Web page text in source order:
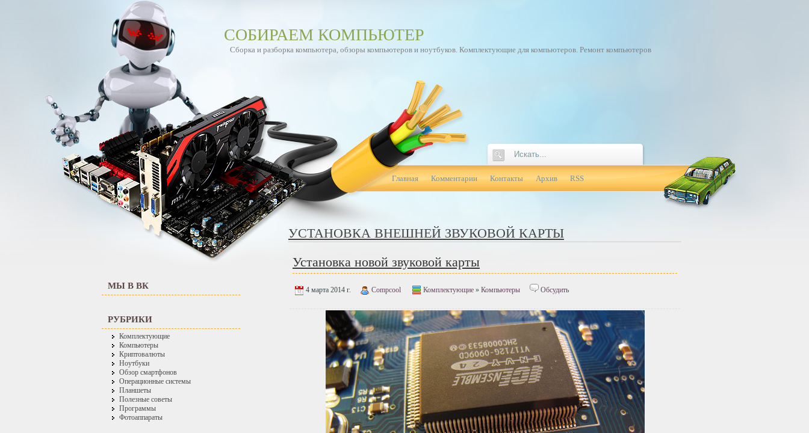
СОБИРАЕМ КОМПЬЮТЕР
Сборка и разборка компьютера, обзоры компьютеров и ноутбуков. Комплектующие для компьютеров. Ремонт компьютеров
Главная Комментарии Контакты Архив RSS
МЫ В ВК
РУБРИКИ
Комплектующие
Компьютеры
Криптовалюты
Ноутбуки
Обзор смартфонов
Операционные системы
Планшеты
Полезные советы
Программы
Фотоаппараты
УСТАНОВКА ВНЕШНЕЙ ЗВУКОВОЙ КАРТЫ
Установка новой звуковой карты
4 марта 2014 г. Compcool Комплектующие » Компьютеры Обсудить